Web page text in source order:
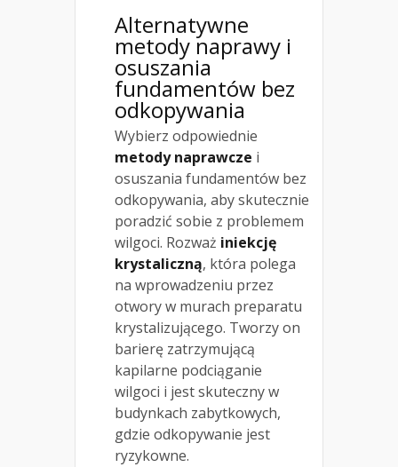
Alternatywne
metody naprawy i
osuszania
fundamentów bez
odkopywania
Wybierz odpowiednie
metody naprawcze i
osuszania fundamentów bez
odkopywania, aby skutecznie
poradzić sobie z problemem
wilgoci. Rozważ iniekcję
krystaliczną, która polega
na wprowadzeniu przez
otwory w murach preparatu
krystalizującego. Tworzy on
barierę zatrzymującą
kapilarne podciąganie
wilgoci i jest skuteczny w
budynkach zabytkowych,
gdzie odkopywanie jest
ryzykowne.